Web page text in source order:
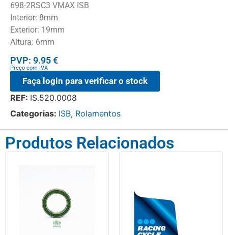
698-2RSC3 VMAX ISB
Interior: 8mm
Exterior: 19mm
Altura: 6mm
PVP: 9.95 €
Preço com IVA
Faça login para verificar o stock
REF: IS.520.0008
Categorias: ISB, Rolamentos
Produtos Relacionados